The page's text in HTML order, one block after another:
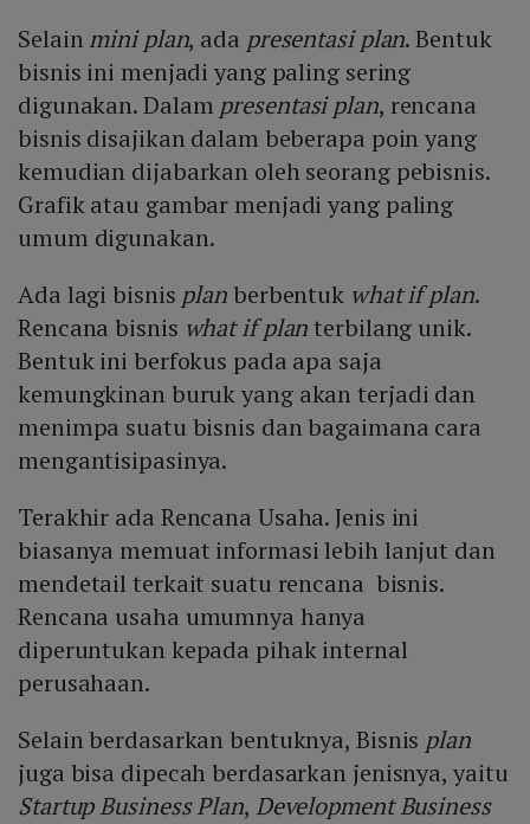
Selain mini plan, ada presentasi plan. Bentuk
bisnis ini menjadi yang paling sering
digunakan. Dalam presentasi plan, rencana
bisnis disajikan dalam beberapa poin yang
kemudian dijabarkan oleh seorang pebisnis.
Grafik atau gambar menjadi yang paling
umum digunakan.
Ada lagi bisnis planberbentuk what if plan.
Rencana bisnis what if planterbilang unik.
Bentuk ini berfokus pada apa saja
kemungkinan buruk yang akan terjadi dan
menimpa suatu bisnis dan bagaimana cara
mengantisipasinya.
Terakhir ada Rencana Usaha. Jenis ini
biasanya memuat informasi lebih lanjut dan
mendetail terkait suatu rencana bisnis.
Rencana usaha umumnya hanya
diperuntukan kepada pihak internal
perusahaan.
Selain berdasarkan bentuknya, Bisnis plan
juga bisa dipecah berdasarkan jenisnya, yaitu
Startup Business Plan, Development Business